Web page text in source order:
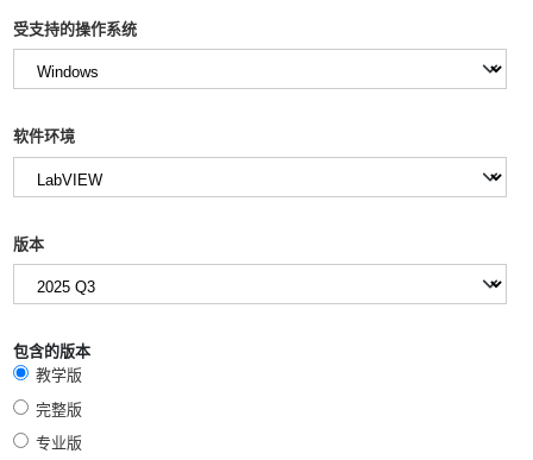
受支持的操作系统
软件环境
版本
包含的版本
教学版
完整版
专业版